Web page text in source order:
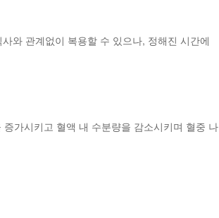
사와 관계없이 복용할 수 있으나, 정해진 시간에
가시키고 혈액 내 수분량을 감소시키며 혈중 나